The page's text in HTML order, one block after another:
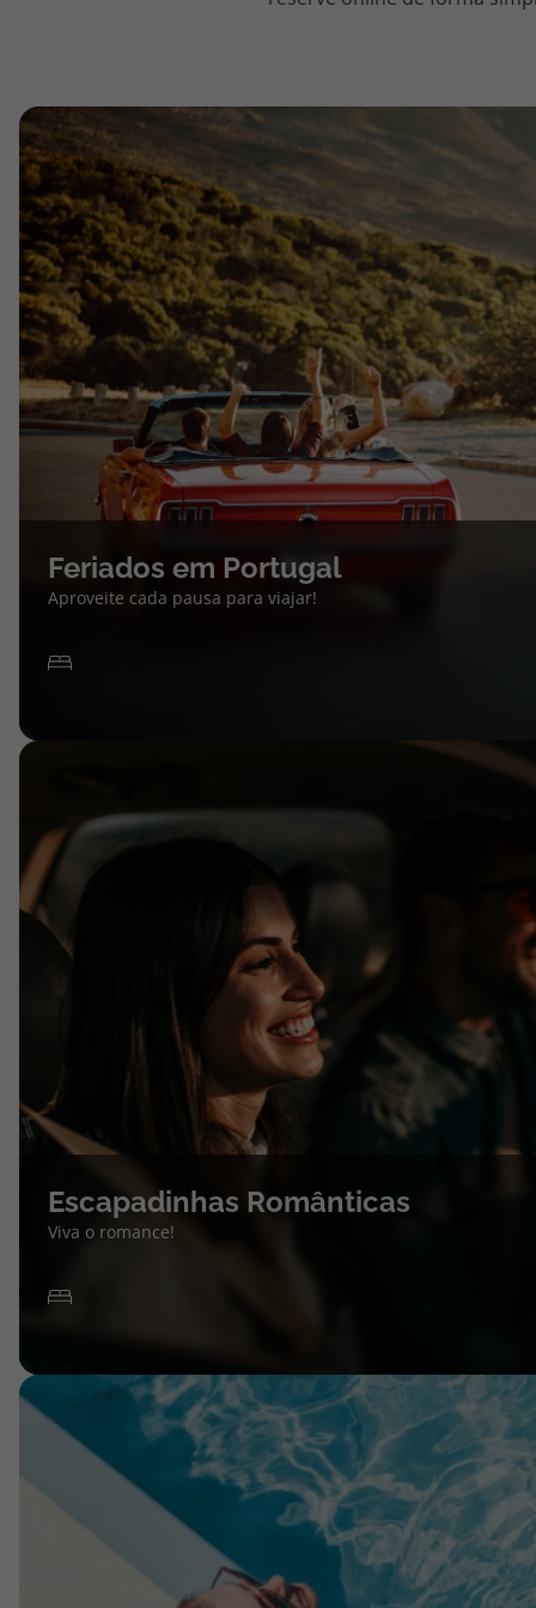
topatlantico@topatlantico.com
Feriados em Portugal
Aproveite cada pausa para viajar!
Escapadinhas Românticas
Viva o romance!